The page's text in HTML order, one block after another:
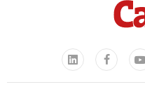
LinkedIn